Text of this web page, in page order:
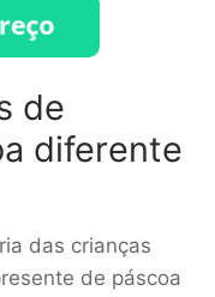
de
diferente
das crianças
de páscoa